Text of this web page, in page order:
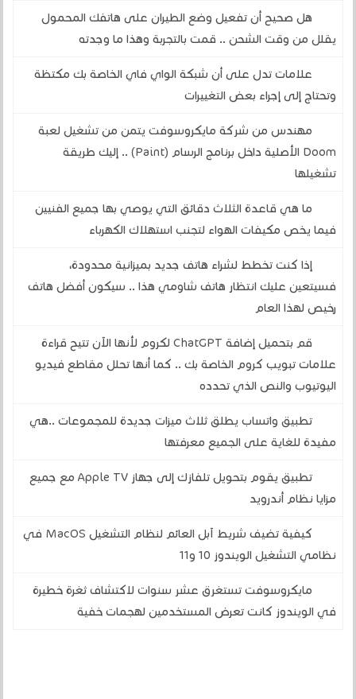
هل صحيح أن تفعيل وضع الطيران على هاتفك المحمول
يقلل من وقت الشحن .. قمت بالتجربة وهذا ما وجدته
علامات تدل على أن شبكة الواي فاي الخاصة بك مكتظة
وتحتاج إلى إجراء بعض التغييرات
مهندس من شركة مايكروسوفت يتمن من تشغيل لعبة
Doom الأصلية داخل برنامج الرسام (Paint) .. إليك طريقة
تشغيلها
ما هي قاعدة الثلاث دقائق التي يوصي بها جميع الفنيين
فيما يخص مكيفات الهواء لتجنب استهلاك الكهرباء
إذا كنت تخطط لشراء هاتف جديد بميزانية محدودة،
فسيتعين عليك انتظار هاتف شاومي هذا .. سيكون أفضل هاتف
رخيص لهذا العام
قم بتحميل إضافة ChatGPT لكروم لأنها الآن تتيح قراءة
علامات تبويب كروم الخاصة بك .. كما أنها تحلل مقاطع فيديو
اليوتيوب والنص الذي تحدده
تطبيق واتساب يطلق ثلاث ميزات جديدة للمجموعات ..هي
مفيدة للغاية على الجميع معرفتها
تطبيق يقوم بتحويل تلفازك إلى جهاز Apple TV مع جميع
مزايا نظام أندرويد
كيفية تضيف شريط آبل العائم لنظام التشغيل MacOS في
نظامي التشغيل الويندوز 10 و11
مايكروسوفت تستغرق عشر سنوات لاكتشاف ثغرة خطيرة
في الويندوز كانت تعرض المستخدمين لهجمات خفية